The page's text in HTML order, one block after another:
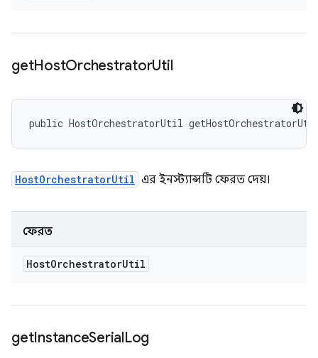
getHostOrchestratorUtil
public HostOrchestratorUtil
HostOrchestratorUtil এর ইনস্ট্যান্সটি ফেরত দেয়।
ফেরত
HostOrchestratorUtil
getInstanceSerialLog